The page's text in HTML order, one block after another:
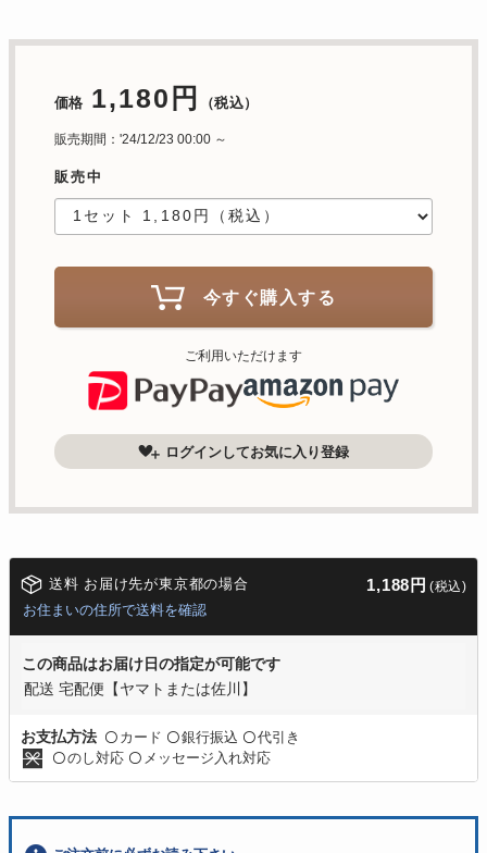
価格 1,180円 （税込）
販売期間：'24/12/23 00:00 ～
販売中
今すぐ購入する
ご利用いただけます
ログインしてお気に入り登録
送料 お届け先が東京都の場合 1,188円 (税込)
お住まいの住所で送料を確認
この商品はお届け日の指定が可能です
配送 宅配便【ヤマトまたは佐川】
お支払方法 〇 カード 〇銀行振込 〇代引き
〇のし対応 〇 メッセージ入れ対応